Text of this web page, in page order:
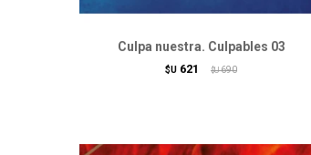
Culpa nuestra. Culpables 03
$U 621 $U 690